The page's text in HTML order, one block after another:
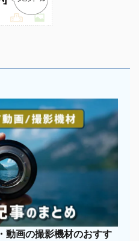
動画の撮影機材のおすす